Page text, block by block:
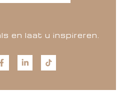
en laat u inspireren.